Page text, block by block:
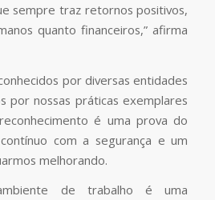
sempre traz retornos positivos,
quanto financeiros,” afirma
por diversas entidades
por nossas práticas exemplares
é uma prova do
com a segurança e um
melhorando.
de trabalho é uma